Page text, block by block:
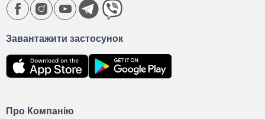
Про Компанію
Завантажити застосунок